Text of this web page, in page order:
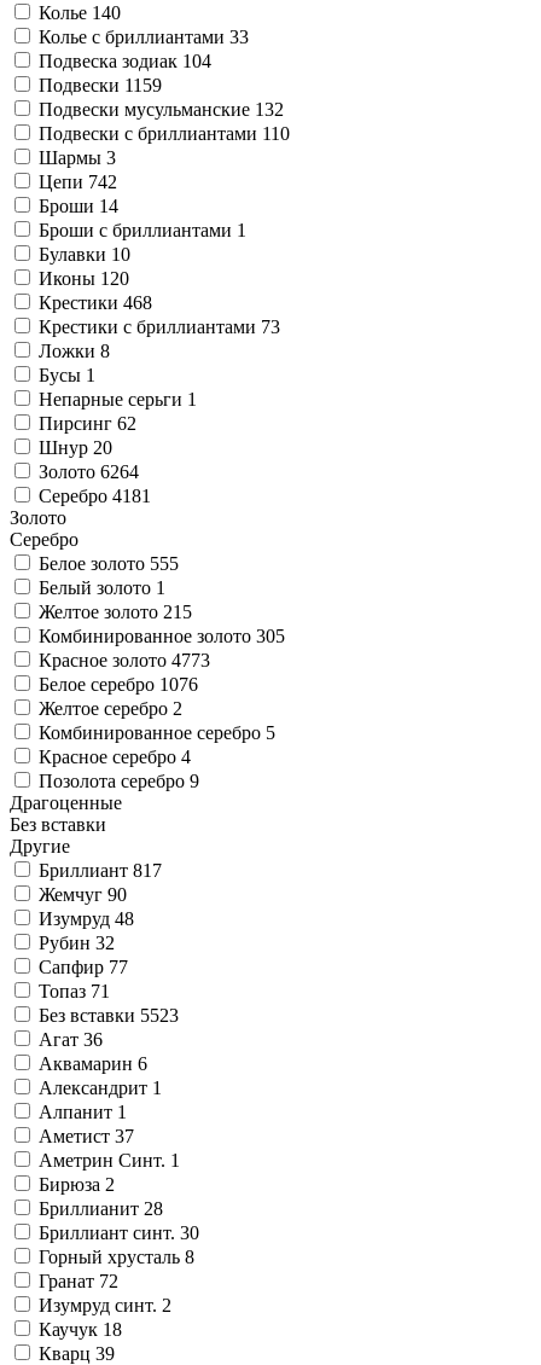
Колье 140
Колье с бриллиантами 33
Подвеска зодиак 104
Подвески 1159
Подвески мусульманские 132
Подвески с бриллиантами 110
Шармы 3
Цепи 742
Броши 14
Броши с бриллиантами 1
Булавки 10
Иконы 120
Крестики 468
Крестики с бриллиантами 73
Ложки 8
Бусы 1
Непарные серьги 1
Пирсинг 62
Шнур 20
Золото 6264
Серебро 4181
Золото
Серебро
Белое золото 555
Белый золото 1
Желтое золото 215
Комбинированное золото 305
Красное золото 4773
Белое серебро 1076
Желтое серебро 2
Комбинированное серебро 5
Красное серебро 4
Позолота серебро 9
Драгоценные
Без вставки
Другие
Бриллиант 817
Жемчуг 90
Изумруд 48
Рубин 32
Сапфир 77
Топаз 71
Без вставки 5523
Агат 36
Аквамарин 6
Александрит 1
Алпанит 1
Аметист 37
Аметрин Синт. 1
Бирюза 2
Бриллианит 28
Бриллиант синт. 30
Горный хрусталь 8
Гранат 72
Изумруд синт. 2
Каучук 18
Кварц 39